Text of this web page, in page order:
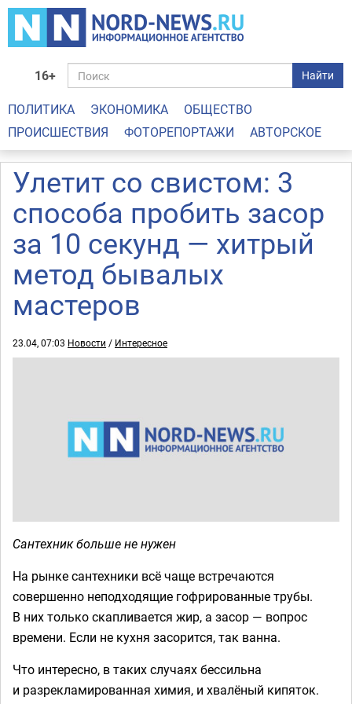
16+ Найти
ПОЛИТИКА ЭКОНОМИКА
ОБЩЕСТВО
ПРОИСШЕСТВИЯ
ФОТОРЕПОРТАЖИ АВТОРСКОЕ
Улетит со свистом: 3
способа пробить засор
за 10 секунд — хитрый
метод бывалых
мастеров
23.04, 07:03 Новости / Интересное
Сантехник больше не нужен
На рынке сантехники всё чаще встречаются
совершенно неподходящие гофрированные трубы.
В них только скапливается жир, а засор — вопрос
времени. Если не кухня засорится, так ванна.
Что интересно, в таких случаях бессильна
и разрекламированная химия, и хвалёный кипяток.